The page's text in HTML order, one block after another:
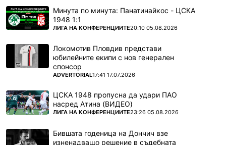
Минута по минута: Панатинайкос - ЦСКА
1948 1:1
ПОВЕЧЕ ОТ
ЛИГА НА КОНФЕРЕНЦИИТЕ20:10 05.08.2026
Локомотив Пловдив представи
юбилейните екипи с нов генерален
спонсор
ПОВЕЧЕ ОТ
ADVERTORIAL17:41 17.07.2026
ЦСКА 1948 пропусна да удари ПАО
насред Атина (ВИДЕО)
ПОВЕЧЕ ОТ
ЛИГА НА КОНФЕРЕНЦИИТЕ23:26 05.08.2026
Бившата годеница на Дончич взе
изненадващо решение в съдебната